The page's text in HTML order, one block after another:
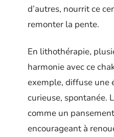
d’autres, nourrit ce
remonter la pente.
En lithothérapie,
harmonie avec ce
exemple, diffuse une
curieuse, spontanée.
comme un
encourageant à